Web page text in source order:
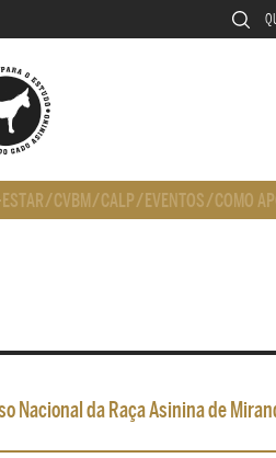
/CVBM/CALP/ EVENTOS/COMO
Nacional da Raça Asinina de